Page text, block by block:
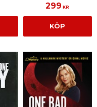
299 KR
KÖP